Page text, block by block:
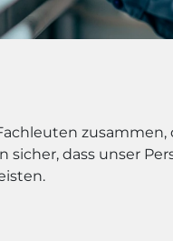
sicher, dass unser